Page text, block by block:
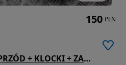
TARCZE HAMULCOWE PRZÓD + KLOCKI + ZACISKI VOLVO S80 I 2.5 TDI
150 PLN